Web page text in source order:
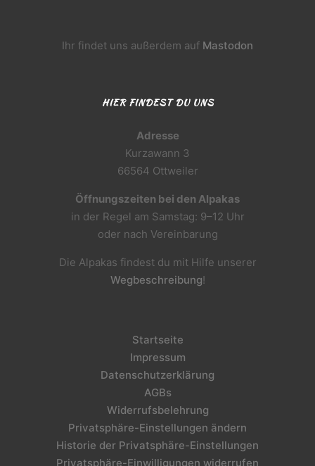
Ihr findet uns außerdem auf Mastodon
HIER FINDEST DU UNS
Adresse
Kurzawann 3
66564 Ottweiler
Öffnungszeiten bei den Alpakas
in der Regel am Samstag: 9–12 Uhr
oder nach Vereinbarung
Die Alpakas findest du mit Hilfe unserer
Wegbeschreibung!
Startseite
Impressum
Datenschutzerklärung
AGBs
Widerrufsbelehrung
Privatsphäre-Einstellungen ändern
Historie der Privatsphäre-Einstellungen
Privatsphäre-Einwilligungen widerrufen